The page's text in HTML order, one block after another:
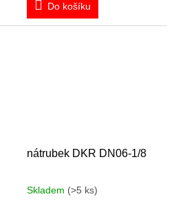
Do košíku
nátrubek DKR DN06-1/8
Skladem (>5 ks)